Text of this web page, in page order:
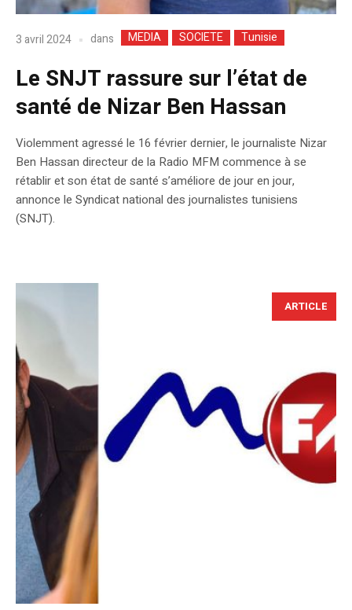
3 avril 2024 dans MEDIA SOCIETE Tunisie
Le SNJT rassure sur l’état de
santé de Nizar Ben Hassan
Violemment agressé le 16 février dernier, le journaliste Nizar
Ben Hassan directeur de la Radio MFM commence à se
rétablir et son état de santé s’améliore de jour en jour,
annonce le Syndicat national des journalistes tunisiens
(SNJT).
ARTICLE